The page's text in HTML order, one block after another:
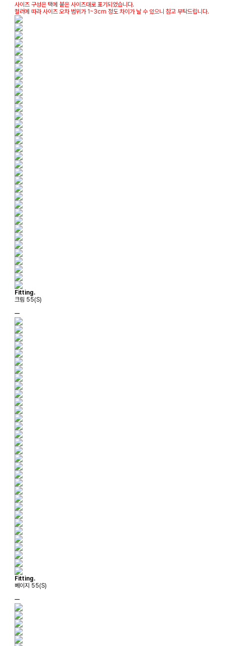
사이즈 구성은 택에 붙은 사이즈대로 표기되었습니다.
컬러에 따라 사이즈 오차 범위가 1~3cm 정도 차이가 날 수 있으니 참고 부탁드립니다.
Fitting.
크림 55(S)
ㅡ
Fitting.
베이지 55(S)
ㅡ